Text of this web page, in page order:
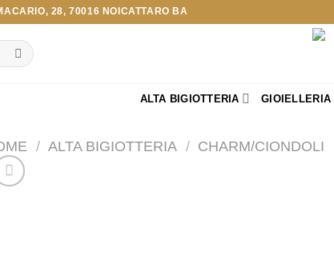
28, 70016 NOICATTARO BA
ALTA BIGIOTTERIA GIOIELLERIA
/ ALTA BIGIOTTERIA / CHARM/CIONDOLI